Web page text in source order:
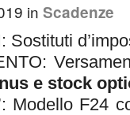
in Scadenze
Sostituti
e stock
Modello F24